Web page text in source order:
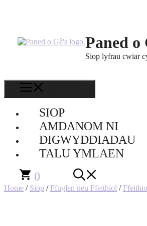
Paned o
Siop lyfrau cwiar
SIOP
AMDANOM NI
DIGWYDDIADAU
TALU YMLAEN
0
Home / Siop / Ffuglen neu Ffeithiol /